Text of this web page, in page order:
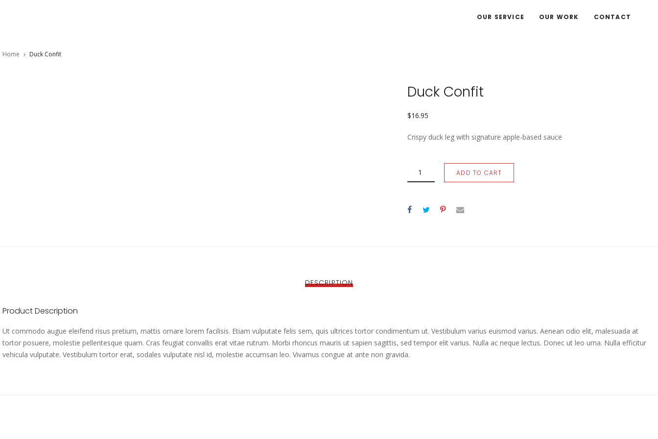
OUR SERVICE OUR WORK CONTACT
Home Duck Confit
Duck Confit
$16.95
Crispy duck leg with signature apple-based sauce
CONFIT
QUANTITY ADD TO CART
DESCRIPTION
Product Description
Ut commodo augue eleifend risus pretium, mattis ornare lorem facilisis. Etiam vulputate felis sem, quis ultrices tortor condimentum ut. Vestibulum varius euismod varius. Aenean odio elit, malesuada at
tortor posuere, molestie pellentesque quam. Cras feugiat convallis erat vitae rutrum. Morbi rhoncus mauris ut sapien sagittis, sed tempor elit varius. Nulla ac neque lectus. Donec ut leo urna. Nulla efficitur
vehicula vulputate. Vestibulum tortor erat, sodales vulputate nisl id, molestie accumsan leo. Vivamus congue at ante non gravida.